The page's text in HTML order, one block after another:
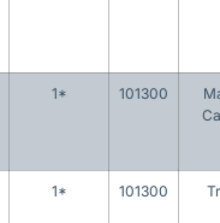
1* 101300
1* 101300